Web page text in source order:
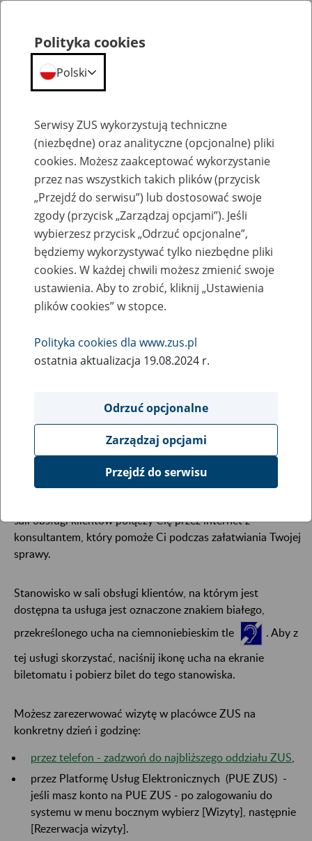
Informacje dla osób niesłyszących
Wideotłumacz języka migowego w
placówkach ZUS
września
wideotłumacza języka migowego.
W salach obsługi klientów w wybranych placówkach ZUS
osoby niesłyszące mogą skorzystać z pomocy
konsultantów Centrum Obsługi Telefonicznej, którzy
sali obsługi klientów połączy Cię przez internet z
konsultantem, który pomoże Ci podczas załatwiania Twojej
sprawy.
Stanowisko w sali obsługi klientów, na którym jest
dostępna ta usługa jest oznaczone znakiem białego,
przekreślonego ucha na ciemnoniebieskim tle
. Aby z
tej usługi skorzystać, naciśnij ikonę ucha na ekranie
biletomatu i pobierz bilet do tego stanowiska.
Możesz zarezerwować wizytę w placówce ZUS na
konkretny dzień i godzinę:
przez telefon - zadzwoń do najbliższego oddziału ZUS
przez Platformę Usług Elektronicznych (PUE ZUS) -
jeśli masz konto na PUE ZUS - po zalogowaniu do
systemu w menu bocznym wybierz [Wizyty], następnie
[Rezerwacja wizyty].
Polityka cookies
Polski
Serwisy ZUS wykorzystują techniczne
(niezbędne) oraz analityczne (opcjonalne) pliki
cookies. Możesz zaakceptować wykorzystanie
przez nas wszystkich takich plików (przycisk
„Przejdź do serwisu”) lub dostosować swoje
zgody (przycisk „Zarządzaj opcjami”). Jeśli
wybierzesz przycisk „Odrzuć opcjonalne”,
będziemy wykorzystywać tylko niezbędne pliki
cookies. W każdej chwili możesz zmienić swoje
ustawienia. Aby to zrobić, kliknij „Ustawienia
plików cookies” w stopce.
Polityka cookies dla www.zus.pl
ostatnia aktualizacja 19.08.2024 r.
Odrzuć opcjonalne
Zarządzaj opcjami
Przejdź do serwisu